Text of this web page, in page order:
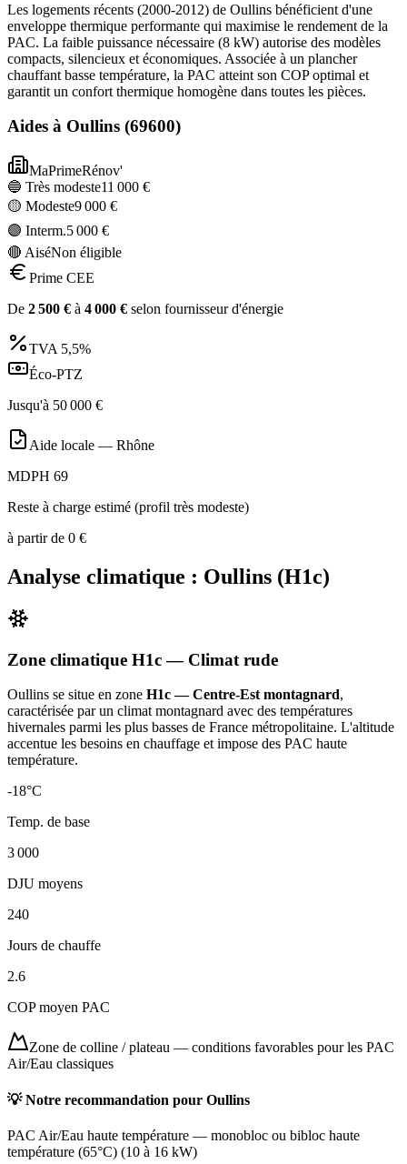
Les logements récents (2000-2012) de Oullins bénéficient d'une
enveloppe thermique performante qui maximise le rendement de la
PAC. La faible puissance nécessaire (8 kW) autorise des modèles
compacts, silencieux et économiques. Associée à un plancher
chauffant basse température, la PAC atteint son COP optimal et
garantit un confort thermique homogène dans toutes les pièces.
Aides à Oullins (69600)
MaPrimeRénov'
🔵 Très modeste11 000 €
🟡 Modeste9 000 €
🟣 Interm.5 000 €
🔴 AiséNon éligible
Prime CEE
De 2 500 € à 4 000 € selon fournisseur d'énergie
TVA 5,5%
Éco-PTZ
Jusqu'à 50 000 €
Aide locale — Rhône
MDPH 69
Reste à charge estimé (profil très modeste)
à partir de 0 €
Analyse climatique : Oullins (H1c)
Zone climatique H1c— Climat rude
Oullins se situe en zone H1c — Centre-Est montagnard,
caractérisée par un climat montagnard avec des températures
hivernales parmi les plus basses de France métropolitaine. L'altitude
accentue les besoins en chauffage et impose des PAC haute
température.
-18°C
Temp. de base
3 000
DJU moyens
240
Jours de chauffe
2.6
COP moyen PAC
Zone de colline / plateau — conditions favorables pour les PAC
Air/Eau classiques
💡 Notre recommandation pour Oullins
PAC Air/Eau haute température — monobloc ou bibloc haute
température (65°C) (10 à 16 kW)